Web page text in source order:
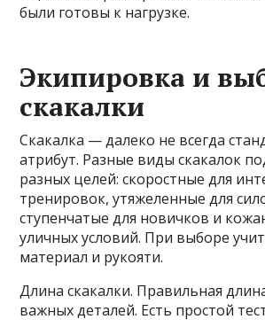
были готовы к нагрузке.
Экипировка и
скакалки
Скакалка — далеко не всегда
атрибут. Разные виды скакалок
разных целей: скоростные для
тренировок, утяжеленные для
ступенчатые для новичков и
уличных условий. При выборе
материал и рукояти.
Длина скакалки. Правильная
важных деталей. Есть простой